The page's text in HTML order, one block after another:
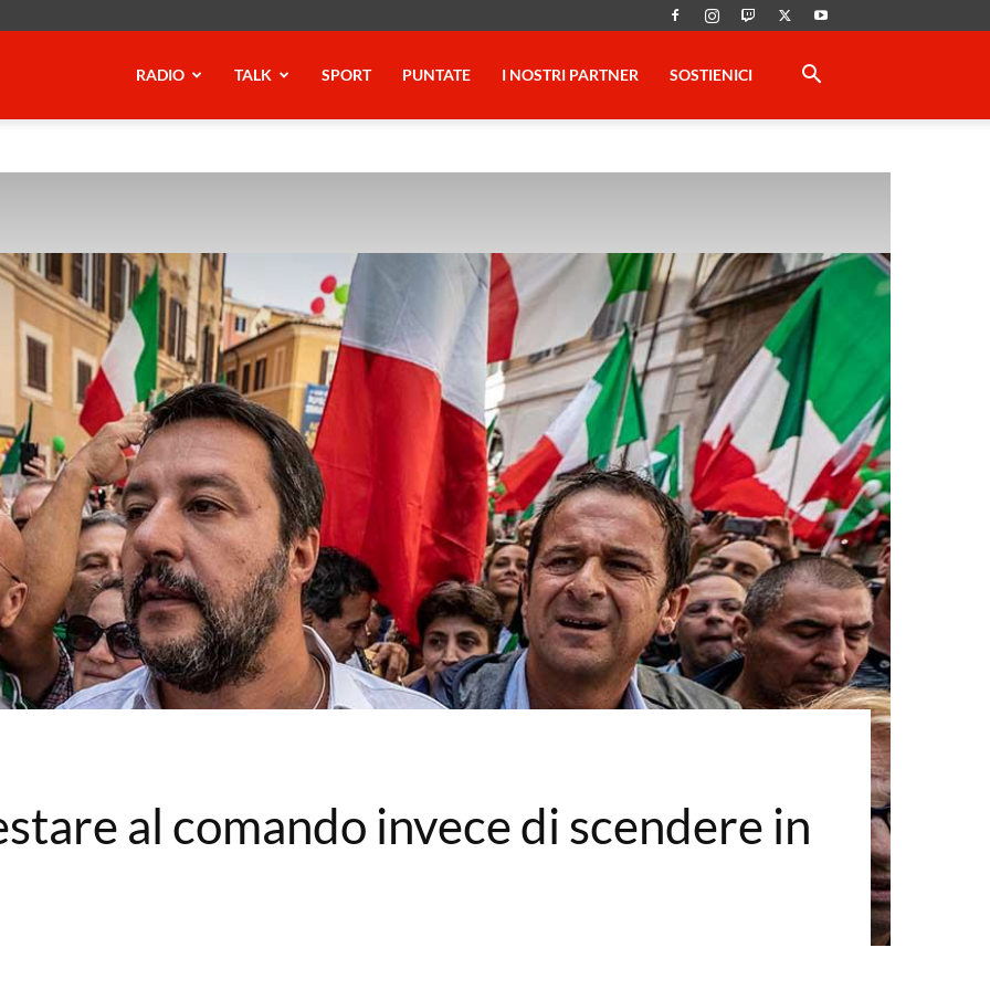
RADIO TALK SPORT PUNTATE I NOSTRI PARTNER SOSTIENICI
al comando invece di scendere in